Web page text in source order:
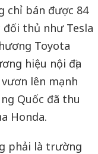
chỉ bán được 84
đối thủ như Tesla
Toyota
hiệu nội địa
lên mạnh
Quốc đã thu
Honda.
phải là trường